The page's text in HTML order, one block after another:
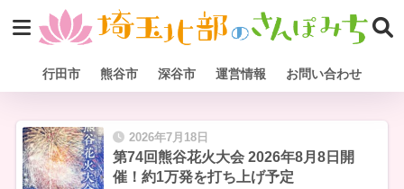
行田市 熊谷市 深谷市 運営情報 お問い合わせ
2026年7月18日
第74回熊谷花火大会 2026年8月8日開
催！約1万発を打ち上げ予定